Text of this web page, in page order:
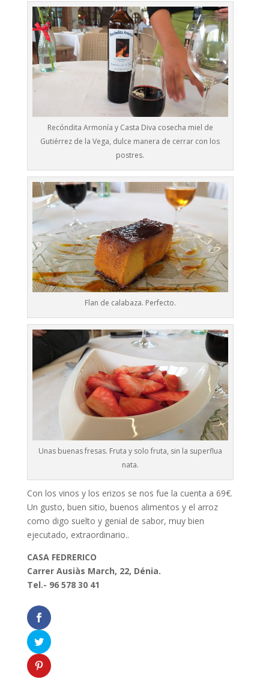
Recóndita Armonía y Casta Diva cosecha miel de
Gutiérrez de la Vega, dulce manera de cerrar con los
postres.
Flan de calabaza. Perfecto.
Unas buenas fresas. Fruta y solo fruta, sin la superflua
nata.
Con los vinos y los erizos se nos fue la cuenta a 69€.
Un gusto, buen sitio, buenos alimentos y el arroz
como digo suelto y genial de sabor, muy bien
ejecutado, extraordinario..
CASA FEDRERICO
Carrer Ausiàs March, 22, Dénia.
Tel.- 96 578 30 41